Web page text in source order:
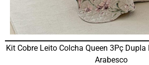
Kit Cobre Leito Colcha Queen 3Pç
Arabesco